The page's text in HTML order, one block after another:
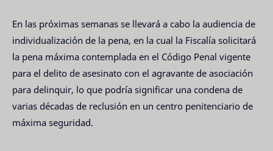
En las próximas semanas se llevará a cabo la audiencia de
individualización de la pena, en la cual la Fiscalía solicitará
la pena máxima contemplada en el Código Penal vigente
para el delito de asesinato con el agravante de asociación
para delinquir, lo que podría significar una condena de
varias décadas de reclusión en un centro penitenciario de
máxima seguridad.